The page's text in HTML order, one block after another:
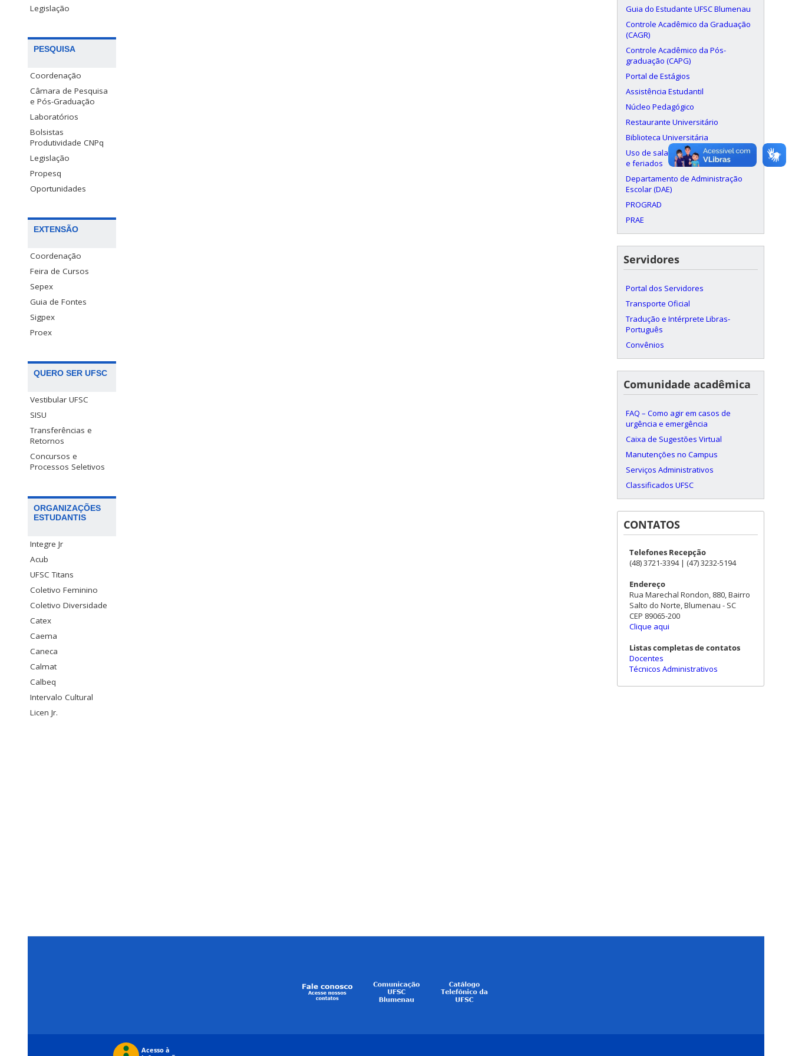
Legislação
PESQUISA
Coordenação
Câmara de Pesquisa
e Pós-Graduação
Laboratórios
Bolsistas
Produtividade CNPq
Legislação
Propesq
Oportunidades
EXTENSÃO
Coordenação
Feira de Cursos
Sepex
Guia de Fontes
Sigpex
Proex
QUERO SER UFSC
Vestibular UFSC
SISU
Transferências e
Retornos
Concursos e
Processos Seletivos
ORGANIZAÇÕES
ESTUDANTIS
Integre Jr
Acub
UFSC Titans
Coletivo Feminino
Coletivo Diversidade
Catex
Caema
Caneca
Calmat
Calbeq
Intervalo Cultural
Licen Jr.
Guia do Estudante UFSC Blumenau
Controle Acadêmico da Graduação
(CAGR)
Controle Acadêmico da Pós-
graduação (CAPG)
Portal de Estágios
Assistência Estudantil
Núcleo Pedagógico
Restaurante Universitário
Biblioteca Universitária
Uso de salas aos finais de semana
e feriados
Departamento de Administração
Escolar (DAE)
PROGRAD
PRAE
Servidores
Portal dos Servidores
Transporte Oficial
Tradução e Intérprete Libras-
Português
Convênios
Comunidade acadêmica
FAQ – Como agir em casos de
urgência e emergência
Caixa de Sugestões Virtual
Manutenções no Campus
Serviços Administrativos
Classificados UFSC
CONTATOS
Telefones Recepção
(48) 3721-3394 | (47) 3232-5194
Endereço
Rua Marechal Rondon, 880, Bairro
Salto do Norte, Blumenau - SC
CEP 89065-200
Clique aqui
Listas completas de contatos
Docentes
Técnicos Administrativos